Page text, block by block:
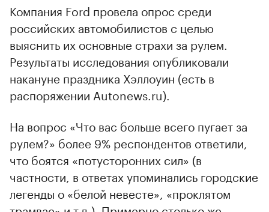
Компания Ford провела опрос среди
российских автомобилистов с целью
выяснить их основные страхи за рулем.
Результаты исследования опубликовали
накануне праздника Хэллоуин (есть в
распоряжении Autonews.ru).
На вопрос «Что вас больше всего пугает за
рулем?» более 9% респондентов ответили,
что боятся «потусторонних сил» (в
частности, в ответах упоминались городские
легенды о «белой невесте», «проклятом